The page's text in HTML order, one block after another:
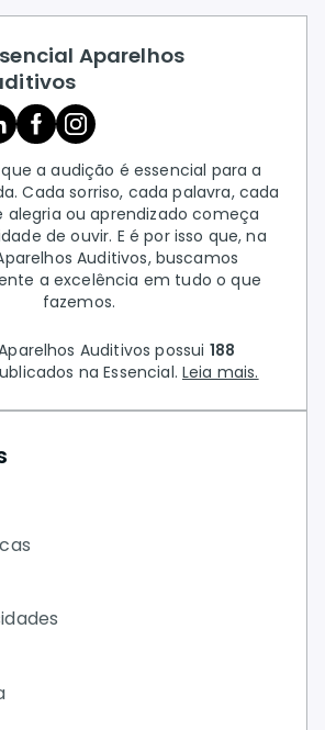
Aparelhos
a audição é essencial para a
Cada sorriso, cada palavra, cada
ou aprendizado começa
de ouvir. E é por isso que, na
Auditivos, buscamos
a excelência em tudo o que
fazemos.
Auditivos possui 188
na Essencial. Leia mais.